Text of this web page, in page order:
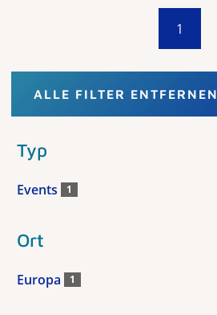
1
ALLE FILTER ENTFERNEN
Typ
Events 1
Ort
Europa 1